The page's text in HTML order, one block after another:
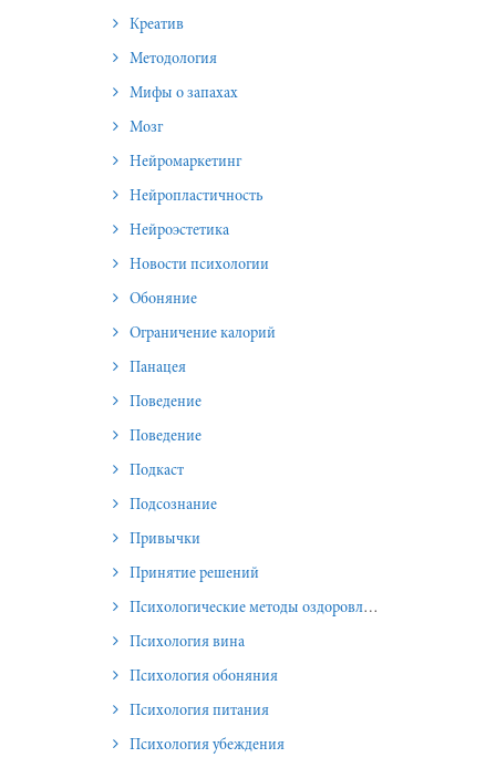
Креатив
Методология
Мифы о запахах
Мозг
Нейромаркетинг
Нейропластичность
Нейроэстетика
Новости психологии
Обоняние
Ограничение калорий
Панацея
Поведение
Поведение
Подкаст
Подсознание
Привычки
Принятие решений
Психологические методы оздоровления и омоложения
Психология вина
Психология обоняния
Психология питания
Психология убеждения